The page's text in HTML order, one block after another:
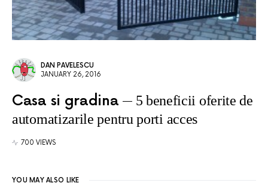
DAN PAVELESCU
JANUARY 26, 2016
Casa si gradina
5 beneficii oferite de
automatizarile pentru porti acces
700 VIEWS
YOU MAY ALSO LIKE